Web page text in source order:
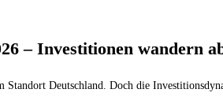
– Investitionen wandern
Deutschland. Doch die